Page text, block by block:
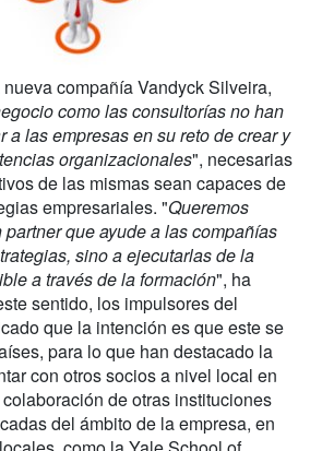
compañía Vandyck Silveira,
como las consultorías no han
a las empresas en su reto de crear y
organizacionales", necesarias
de las mismas sean capaces de
empresariales. "Queremos
que ayude a las compañías
sino a ejecutarlas de la
a través de la formación", ha
sentido, los impulsores del
que la intención es que este se
para lo que han destacado la
con otros socios a nivel local en
de otras instituciones
del ámbito de la empresa, en